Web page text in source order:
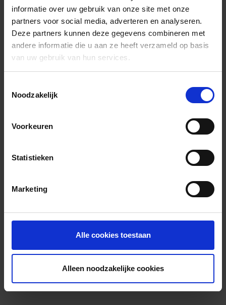
informatie over uw gebruik van onze site met onze
partners voor social media, adverteren en analyseren.
Deze partners kunnen deze gegevens combineren met
andere informatie die u aan ze heeft verzameld op basis
van uw gebruik van hun services.
Noodzakelijk
Voorkeuren
Statistieken
Marketing
Alle cookies toestaan
Alleen noodzakelijke cookies